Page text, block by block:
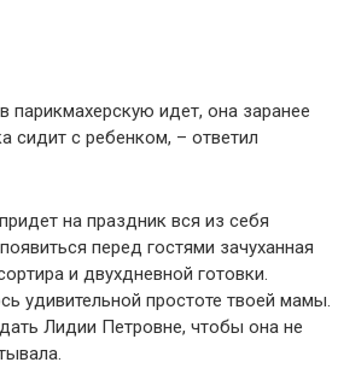
парикмахерскую идет, она заранее
сидит с ребенком, – ответил
на праздник вся из себя
перед гостями зачуханная
и двухдневной готовки.
удивительной простоте твоей мамы.
Лидии Петровне, чтобы она не